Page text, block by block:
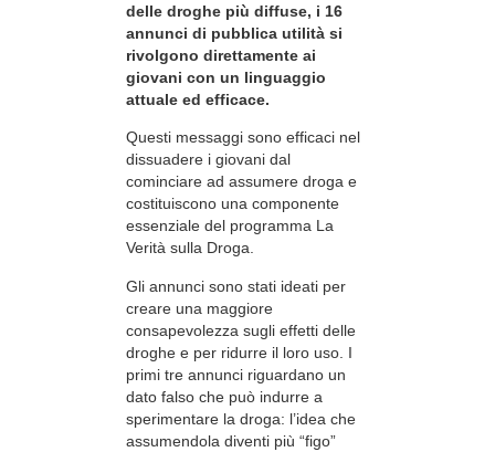
delle droghe più diffuse, i 16
annunci di pubblica utilità si
rivolgono direttamente ai
giovani con un linguaggio
attuale ed efficace.
Questi messaggi sono efficaci nel
dissuadere i giovani dal
cominciare ad assumere droga e
costituiscono una componente
essenziale del programma La
Verità sulla Droga.
Gli annunci sono stati ideati per
creare una maggiore
consapevolezza sugli effetti delle
droghe e per ridurre il loro uso. I
primi tre annunci riguardano un
dato falso che può indurre a
sperimentare la droga: l’idea che
assumendola diventi più “figo”